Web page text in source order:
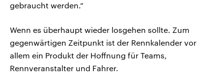
gebraucht werden.“
Wenn es überhaupt wieder losgehen sollte. Zum
gegenwärtigen Zeitpunkt ist der Rennkalender vor
allem ein Produkt der Hoffnung für Teams,
Rennveranstalter und Fahrer.